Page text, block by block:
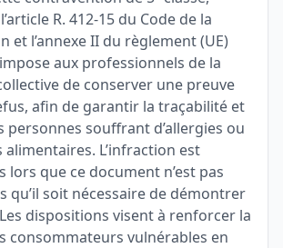
R. 412-15 du Code de la
et l’annexe II du règlement (UE)
aux professionnels de la
de conserver une preuve
afin de garantir la traçabilité et
personnes souffrant d’allergies ou
alimentaires. L’infraction est
lors que ce document n’est pas
qu’il soit nécessaire de démontrer
dispositions visent à renforcer la
consommateurs vulnérables en